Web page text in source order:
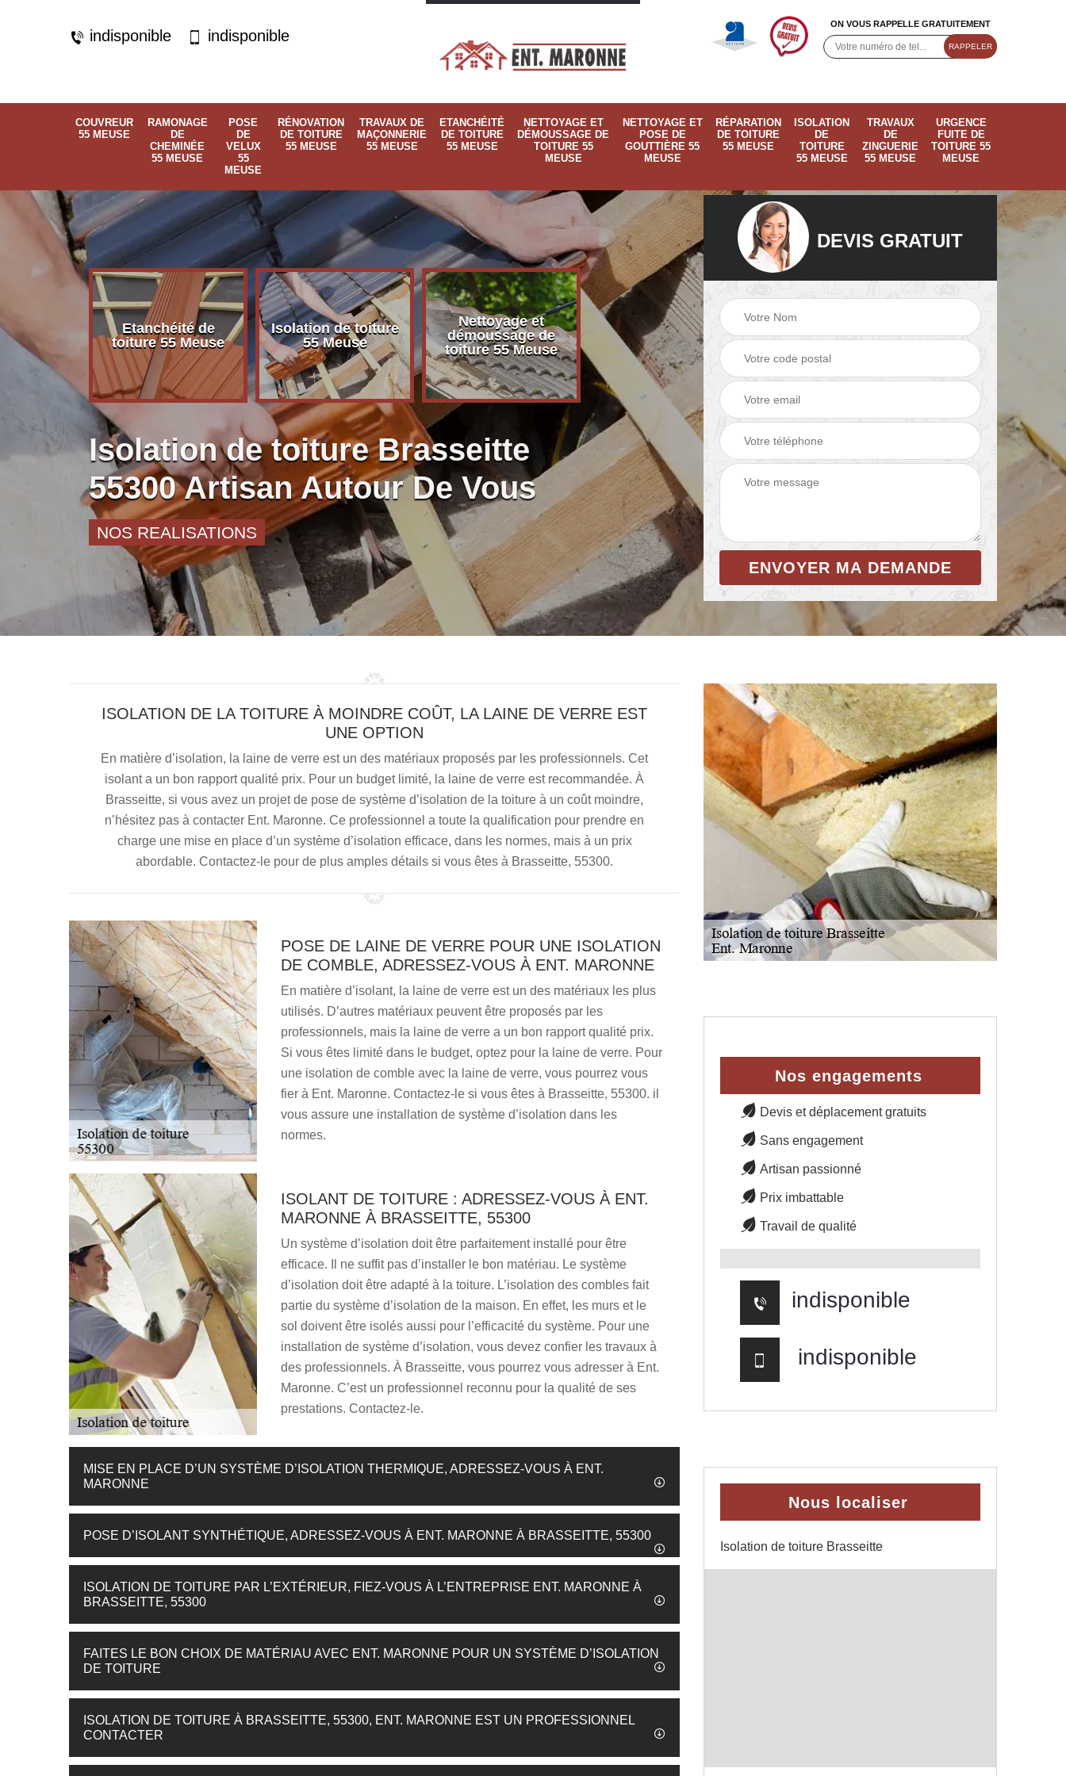
indisponible indisponible
ON VOUS RAPPELLE GRATUITEMENT
COUVREUR
55 MEUSE
RAMONAGE
DE
CHEMINÉE
55 MEUSE
POSE
DE
VELUX
55
MEUSE
RÉNOVATION
DE TOITURE
55 MEUSE
TRAVAUX DE
MAÇONNERIE
55 MEUSE
ETANCHÉITÉ
DE TOITURE
55 MEUSE
NETTOYAGE ET
DÉMOUSSAGE DE
TOITURE 55
MEUSE
NETTOYAGE ET
POSE DE
GOUTTIÈRE 55
MEUSE
RÉPARATION
DE TOITURE
55 MEUSE
ISOLATION
DE
TOITURE
55 MEUSE
TRAVAUX
DE
ZINGUERIE
55 MEUSE
URGENCE
FUITE DE
TOITURE 55
MEUSE
Meuse
Etanchéité de
toiture 55 Meuse
Isolation de toiture
55 Meuse
Nettoyage et
démoussage de
toiture 55 Meuse
Nettoyage et pose
de gouttière 55
Meuse
Meuse
Ramonage de
cheminée 55
Isolation de toiture Brasseitte
55300 Artisan Autour De Vous
NOS REALISATIONS
DEVIS GRATUIT
ISOLATION DE LA TOITURE À MOINDRE COÛT, LA LAINE DE VERRE EST
UNE OPTION
En matière d’isolation, la laine de verre est un des matériaux proposés par les professionnels. Cet
isolant a un bon rapport qualité prix. Pour un budget limité, la laine de verre est recommandée. À
Brasseitte, si vous avez un projet de pose de système d’isolation de la toiture à un coût moindre,
n’hésitez pas à contacter Ent. Maronne. Ce professionnel a toute la qualification pour prendre en
charge une mise en place d’un système d’isolation efficace, dans les normes, mais à un prix
abordable. Contactez-le pour de plus amples détails si vous êtes à Brasseitte, 55300.
POSE DE LAINE DE VERRE POUR UNE ISOLATION
DE COMBLE, ADRESSEZ-VOUS À ENT. MARONNE
En matière d’isolant, la laine de verre est un des matériaux les plus
utilisés. D’autres matériaux peuvent être proposés par les
professionnels, mais la laine de verre a un bon rapport qualité prix.
Si vous êtes limité dans le budget, optez pour la laine de verre. Pour
une isolation de comble avec la laine de verre, vous pourrez vous
fier à Ent. Maronne. Contactez-le si vous êtes à Brasseitte, 55300. il
vous assure une installation de système d’isolation dans les
normes.
ISOLANT DE TOITURE : ADRESSEZ-VOUS À ENT.
MARONNE À BRASSEITTE, 55300
Un système d’isolation doit être parfaitement installé pour être
efficace. Il ne suffit pas d’installer le bon matériau. Le système
d’isolation doit être adapté à la toiture. L’isolation des combles fait
partie du système d’isolation de la maison. En effet, les murs et le
sol doivent être isolés aussi pour l’efficacité du système. Pour une
installation de système d’isolation, vous devez confier les travaux à
des professionnels. À Brasseitte, vous pourrez vous adresser à Ent.
Maronne. C’est un professionnel reconnu pour la qualité de ses
prestations. Contactez-le.
MISE EN PLACE D’UN SYSTÈME D’ISOLATION THERMIQUE, ADRESSEZ-VOUS À ENT.
MARONNE
POSE D’ISOLANT SYNTHÉTIQUE, ADRESSEZ-VOUS À ENT. MARONNE À BRASSEITTE, 55300
ISOLATION DE TOITURE PAR L’EXTÉRIEUR, FIEZ-VOUS À L’ENTREPRISE ENT. MARONNE À
BRASSEITTE, 55300
FAITES LE BON CHOIX DE MATÉRIAU AVEC ENT. MARONNE POUR UN SYSTÈME D’ISOLATION
DE TOITURE
ISOLATION DE TOITURE À BRASSEITTE, 55300, ENT. MARONNE EST UN PROFESSIONNEL
CONTACTER
Nos engagements
Devis et déplacement gratuits
Sans engagement
Artisan passionné
Prix imbattable
Travail de qualité
indisponible
indisponible
Nous localiser
Isolation de toiture Brasseitte